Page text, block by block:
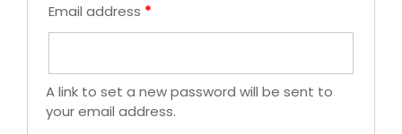
Email address *
A link to set a new password will be sent to
your email address.